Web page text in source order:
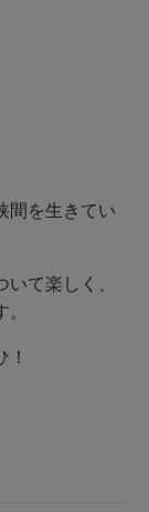
間を生きてい
て楽しく、